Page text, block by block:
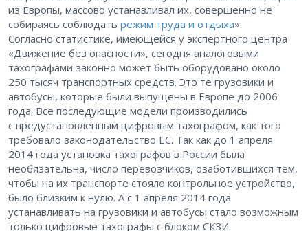
из Европы, массово устанавливал их, совершенно не
собираясь соблюдать режим труда и отдыха».
Согласно статистике, имеющейся у экспертного центра
«Движение без опасности», сегодня аналоговыми
тахографами законно может быть оборудовано около
250 тысяч транспортных средств. Это те грузовики и
автобусы, которые были выпущены в Европе до 2006
года. Все последующие модели производились
с предустановленным цифровым тахографом, как того
требовало законодательство ЕС. Так как до 1 апреля
2014 года установка тахографов в России была
необязательна, число перевозчиков, озаботившихся тем,
чтобы на их транспорте стояло контрольное устройство,
было близким к нулю. А с 1 апреля 2014 года
устанавливать на грузовики и автобусы стало возможным
только цифровые тахографы с блоком СКЗИ.